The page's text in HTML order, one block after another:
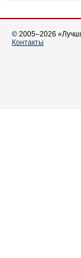
© 2005–2026
Контакты